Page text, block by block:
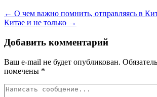
← О чем важно помнить, отправляясь в
Китае и не только →
Добавить комментарий
Ваш e-mail не будет опубликован.
помечены *